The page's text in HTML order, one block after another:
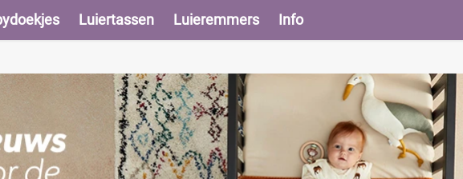
Luiertassen Luieremmers Info